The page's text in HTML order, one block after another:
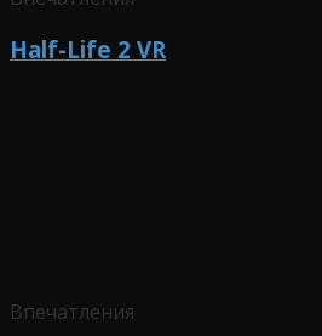
Half-Life 2 VR
Впечатления